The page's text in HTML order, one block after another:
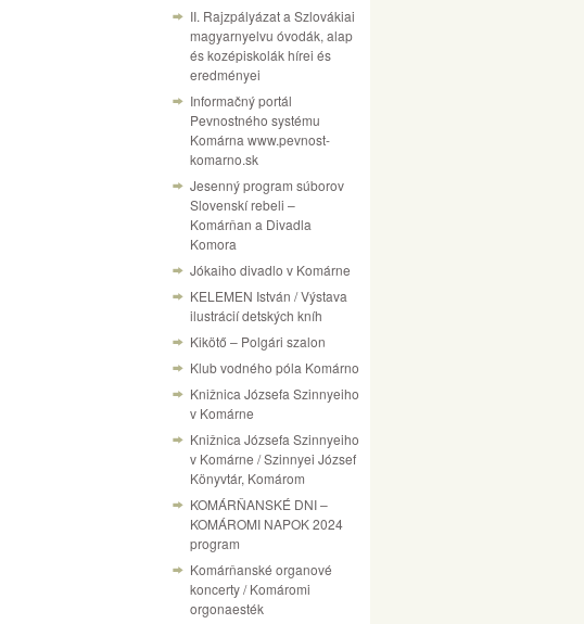
II. Rajzpályázat a Szlovákiai
magyarnyelvu óvodák, alap
és kozépiskolák hírei és
eredményei
Informačný portál
Pevnostného systému
Komárna www.pevnost-
komarno.sk
Jesenný program súborov
Slovenskí rebeli –
Komárňan a Divadla
Komora
Jókaiho divadlo v Komárne
KELEMEN István / Výstava
ilustrácií detských kníh
Kikötő – Polgári szalon
Klub vodného póla Komárno
Knižnica Józsefa Szinnyeiho
v Komárne
Knižnica Józsefa Szinnyeiho
v Komárne / Szinnyei József
Könyvtár, Komárom
KOMÁRŇANSKÉ DNI –
KOMÁROMI NAPOK 2024
program
Komárňanské organové
koncerty / Komáromi
orgonaesték